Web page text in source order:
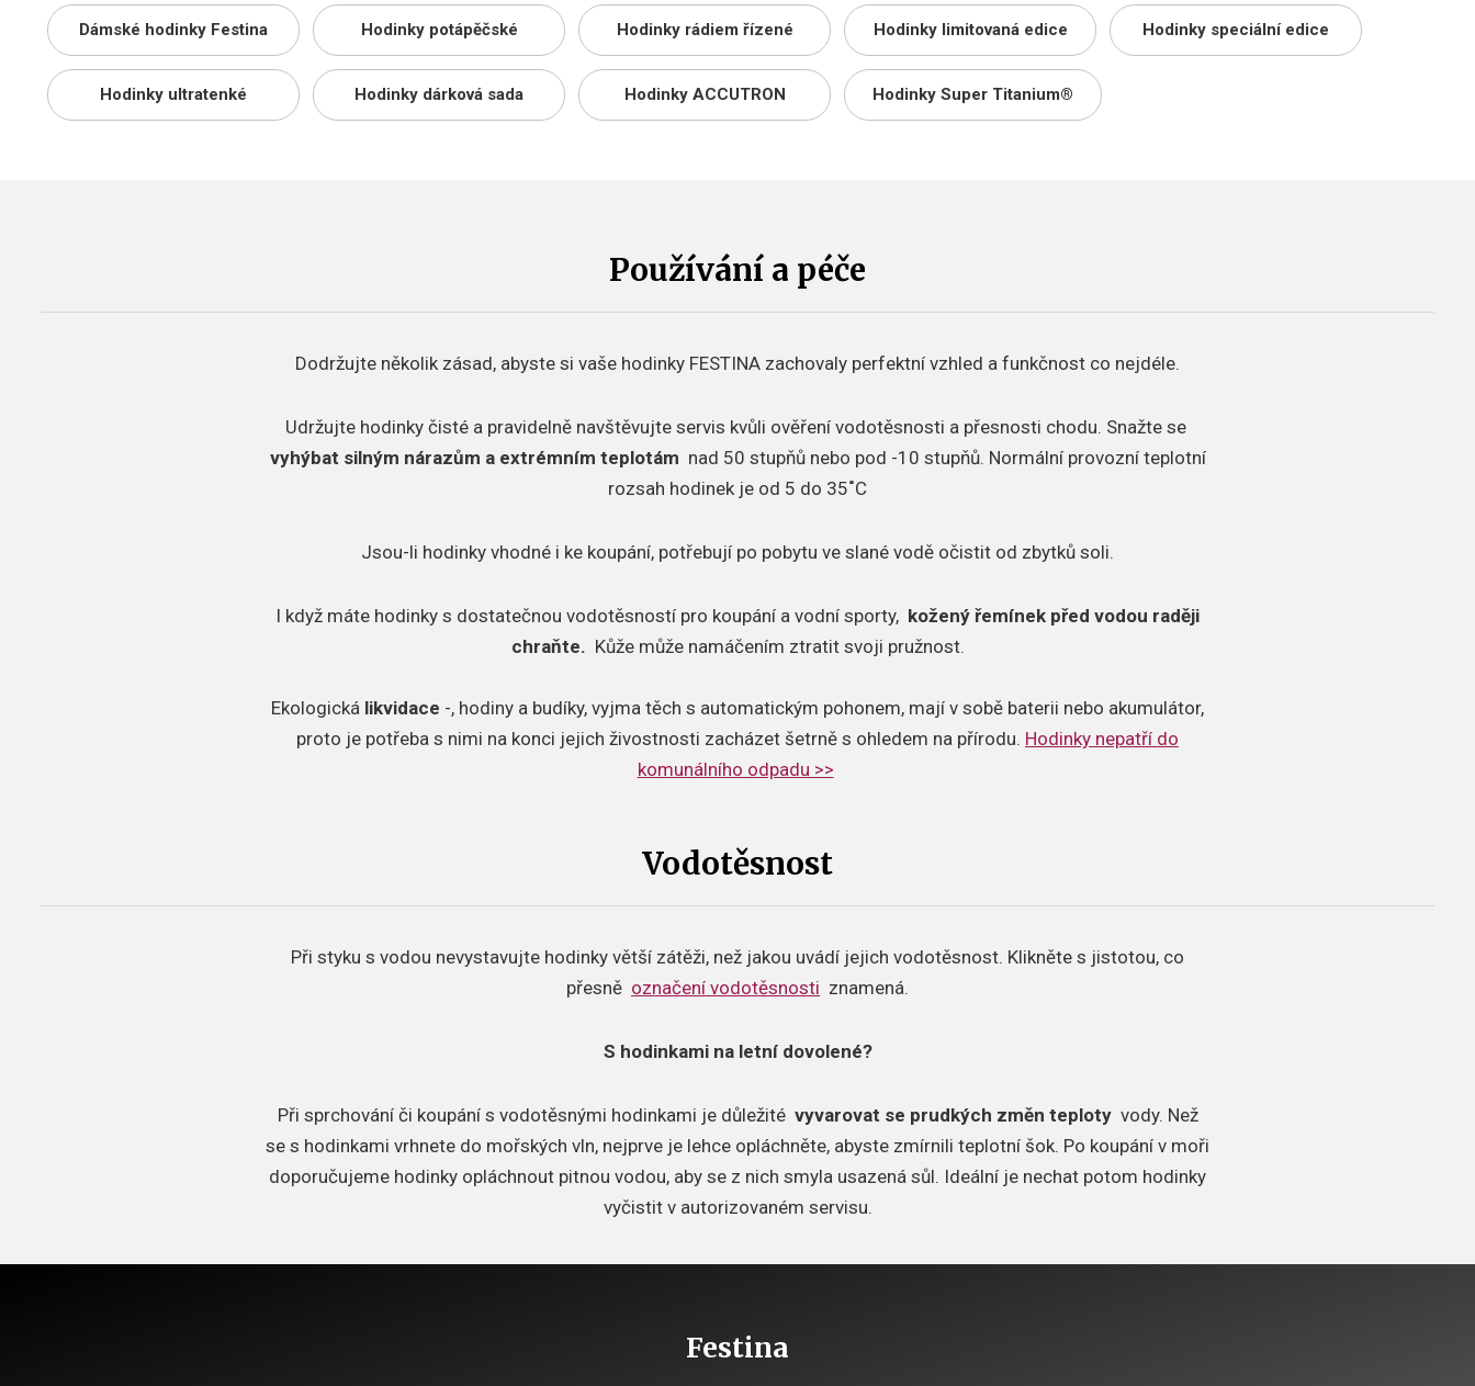
Dámské hodinky Festina Hodinky potápěčské Hodinky rádiem řízené Hodinky limitovaná edice Hodinky speciální edice
Hodinky ultratenké Hodinky dárková sada Hodinky ACCUTRON Hodinky Super Titanium®
Používání a péče
Dodržujte několik zásad, abyste si vaše hodinky FESTINA zachovaly perfektní vzhled a funkčnost co nejdéle.
Udržujte hodinky čisté a pravidelně navštěvujte servis kvůli ověření vodotěsnosti a přesnosti chodu. Snažte se
vyhýbat silným nárazům a extrémním teplotám nad 50 stupňů nebo pod -10 stupňů. Normální provozní teplotní
rozsah hodinek je od 5 do 35˚C
Jsou-li hodinky vhodné i ke koupání, potřebují po pobytu ve slané vodě očistit od zbytků soli.
I když máte hodinky s dostatečnou vodotěsností pro koupání a vodní sporty, kožený řemínek před vodou raději
chraňte. Kůže může namáčením ztratit svoji pružnost.
​Ekologická likvidace -, hodiny a budíky, vyjma těch s automatickým pohonem, mají v sobě baterii nebo akumulátor,
proto je potřeba s nimi na konci jejich živostnosti zacházet šetrně s ohledem na přírodu. Hodinky nepatří do
komunálního odpadu >>
Vodotěsnost
Při styku s vodou nevystavujte hodinky větší zátěži, než jakou uvádí jejich vodotěsnost. Klikněte s jistotou, co
přesně označení vodotěsnosti znamená.
S hodinkami na letní dovolené?
Při sprchování či koupání s vodotěsnými hodinkami je důležité vyvarovat se prudkých změn teploty vody. Než
se s hodinkami vrhnete do mořských vln, nejprve je lehce opláchněte, abyste zmírnili teplotní šok. Po koupání v moři
doporučujeme hodinky opláchnout pitnou vodou, aby se z nich smyla usazená sůl. Ideální je nechat potom hodinky
vyčistit v autorizovaném servisu.
Festina